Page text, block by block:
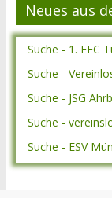
Neues aus
Suche - 1. FFC
Suche -
Suche - JSG
Suche -
Suche - ESV